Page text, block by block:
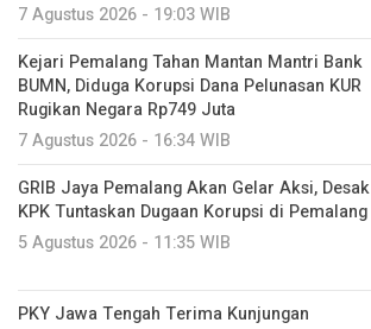
7 Agustus 2026 - 19:03 WIB
Kejari Pemalang Tahan Mantan Mantri Bank
BUMN, Diduga Korupsi Dana Pelunasan KUR
Rugikan Negara Rp749 Juta
7 Agustus 2026 - 16:34 WIB
GRIB Jaya Pemalang Akan Gelar Aksi, Desak
KPK Tuntaskan Dugaan Korupsi di Pemalang
5 Agustus 2026 - 11:35 WIB
PKY Jawa Tengah Terima Kunjungan